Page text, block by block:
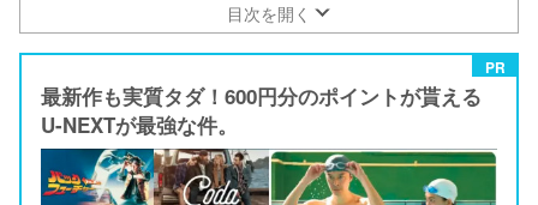
目次を開く
PR
最新作も実質タダ！600円分のポイントが貰える
U-NEXTが最強な件。